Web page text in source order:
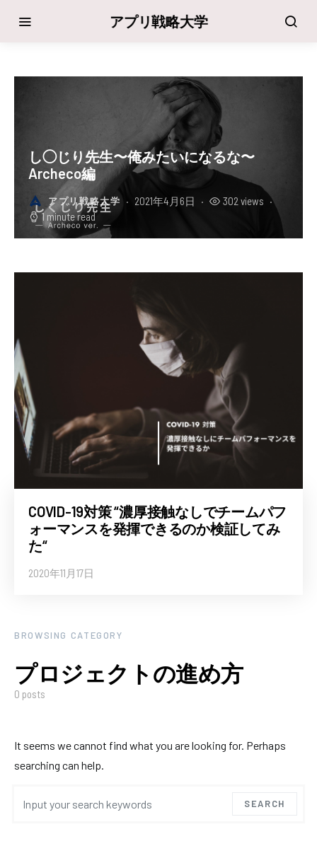
アプリ戦略大学
し◯じり先生〜俺みたいになるな〜
Archeco編
アプリ戦略大学 2021年4月6日
302 views
1 minute read
COVID-19対策 “濃厚接触なしでチームパフ
ォーマンスを発揮できるのか検証してみ
た“
2020年11月17日
BROWSING CATEGORY
プロジェクトの進め方
0 posts
It seems we cannot find what you are looking for. Perhaps
searching can help.
SEARCH